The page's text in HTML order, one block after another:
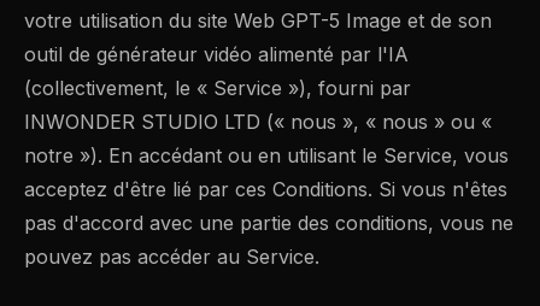
votre utilisation du site Web GPT-5 Image et de son
outil de générateur vidéo alimenté par l'IA
(collectivement, le « Service »), fourni par
INWONDER STUDIO LTD (« nous », « nous » ou «
notre »). En accédant ou en utilisant le Service, vous
acceptez d'être lié par ces Conditions. Si vous n'êtes
pas d'accord avec une partie des conditions, vous ne
pouvez pas accéder au Service.